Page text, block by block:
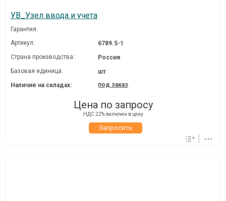
УВ_Узел ввода и учета
Гарантия:
Артикул:
6789.5-1
Страна производства:
Россия
Базовая единица:
шт
Наличие на складах:
под заказ
Цена по запросу
НДС 22% включен в цену
Запросить